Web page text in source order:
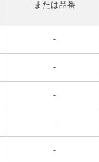
または品番
-
-
-
-
-